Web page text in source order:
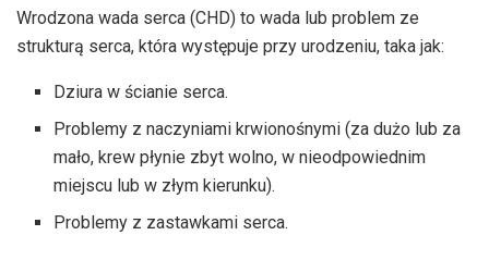
Wrodzona wada serca (CHD) to wada lub problem ze
strukturą serca, która występuje przy urodzeniu, taka jak:
Dziura w ścianie serca.
Problemy z naczyniami krwionośnymi (za dużo lub za
mało, krew płynie zbyt wolno, w nieodpowiednim
miejscu lub w złym kierunku).
Problemy z zastawkami serca.